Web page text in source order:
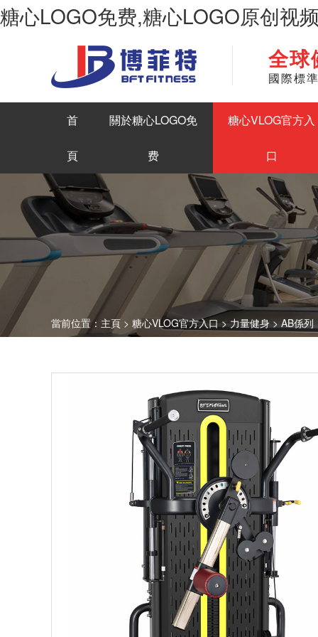
糖心LOGO免费,糖心LOGO原创视
區最大商用健身房器材生產糖心LOGO原创视频 全球
國際標
首
頁
關於糖心LOGO免
费
糖心VLOG官方入
口
當前位置： 主頁 > 糖心VLOG官方入口> 力量健身> AB係列